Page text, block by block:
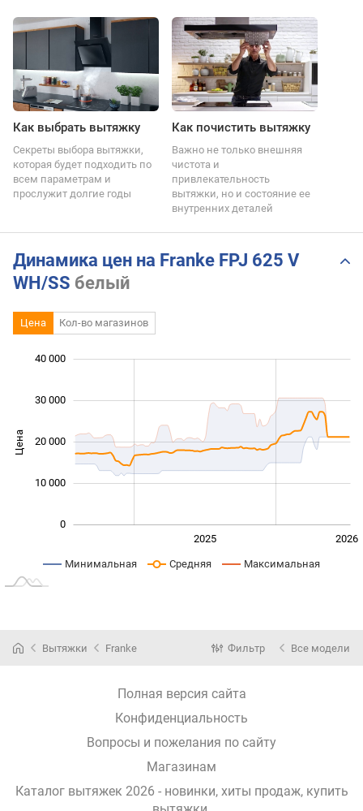
Как выбрать вытяжку
Секреты выбора вытяжки,
которая будет подходить по
всем параметрам и
прослужит долгие годы
Как почистить вытяжку
Важно не только внешняя
чистота и
привлекательность
вытяжки, но и состояние ее
внутренних деталей
Динамика цен на Franke FPJ 625 V
WH/SS белый
Цена Кол-во магазинов
Цена 10 000
0
10 000
20 000
30 000
40 000
2025 2026
Минимальная Средняя Максимальная
Вытяжки Franke Фильтр Все модели
Полная версия сайта
Конфиденциальность
Вопросы и пожелания по сайту
Магазинам
Каталог вытяжек 2026 - новинки, хиты продаж, купить